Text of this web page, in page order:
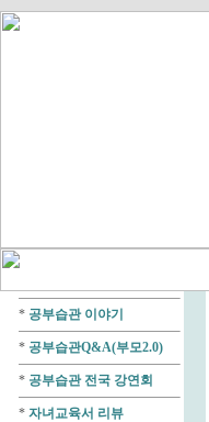
* 공부습관 이야기
* 공부습관Q&A(부모2.0)
* 공부습관 전국 강연회
* 자녀교육서 리뷰